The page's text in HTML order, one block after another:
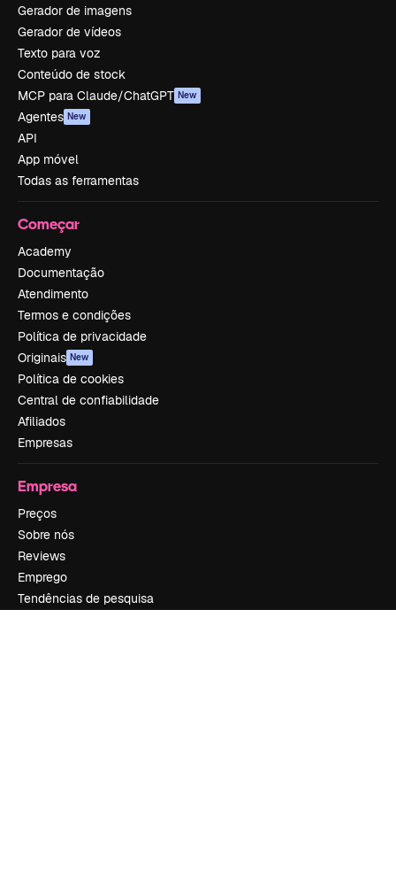
Gerador de imagens
Gerador de vídeos
Texto para voz
Conteúdo de stock
MCP para Claude/ChatGPT New
Agentes New
API
App móvel
Todas as ferramentas
Começar
Academy
Documentação
Atendimento
Termos e condições
Política de privacidade
Originais New
Política de cookies
Central de confiabilidade
Afiliados
Empresas
Empresa
Preços
Sobre nós
Reviews
Emprego
Tendências de pesquisa